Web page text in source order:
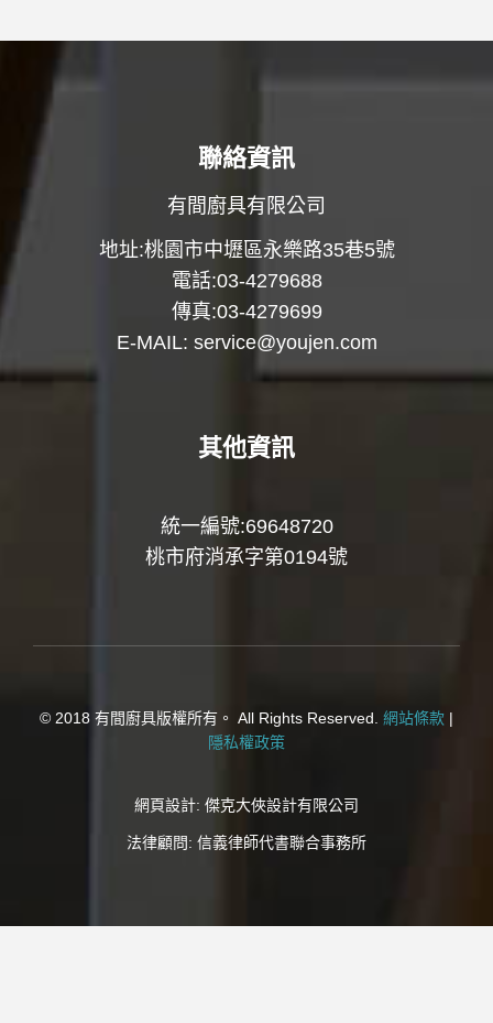
聯絡資訊
有間廚具有限公司
地址:桃園市中壢區永樂路35巷5號
電話:03-4279688
傳真:03-4279699
E-MAIL: service@youjen.com
其他資訊
統一編號:69648720
桃市府消承字第0194號
© 2018 有間廚具版權所有。 All Rights Reserved. 網站條款 |
隱私權政策
網頁設計: 傑克大俠設計有限公司
法律顧問: 信義律師代書聯合事務所